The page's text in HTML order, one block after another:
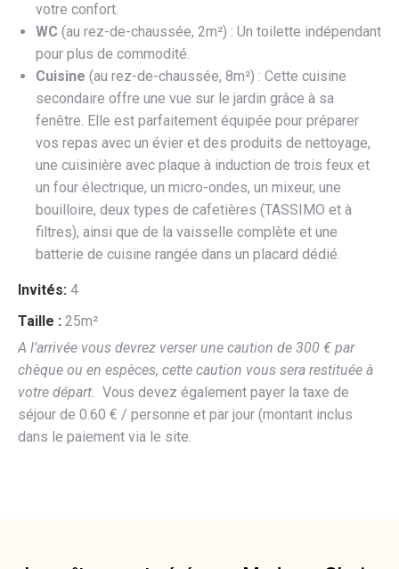
votre confort.
WC (au rez-de-chaussée, 2m²) : Un toilette indépendant
pour plus de commodité.
Cuisine (au rez-de-chaussée, 8m²) : Cette cuisine
secondaire offre une vue sur le jardin grâce à sa
fenêtre. Elle est parfaitement équipée pour préparer
vos repas avec un évier et des produits de nettoyage,
une cuisinière avec plaque à induction de trois feux et
un four électrique, un micro-ondes, un mixeur, une
bouilloire, deux types de cafetières (TASSIMO et à
filtres), ainsi que de la vaisselle complète et une
batterie de cuisine rangée dans un placard dédié.
Invités: 4
Taille : 25m²
A l’arrivée vous devrez verser une caution de 300 € par
chèque ou en espèces, cette caution vous sera restituée à
votre départ. Vous devez également payer la taxe de
séjour de 0.60 € / personne et par jour (montant inclus
dans le paiement via le site.